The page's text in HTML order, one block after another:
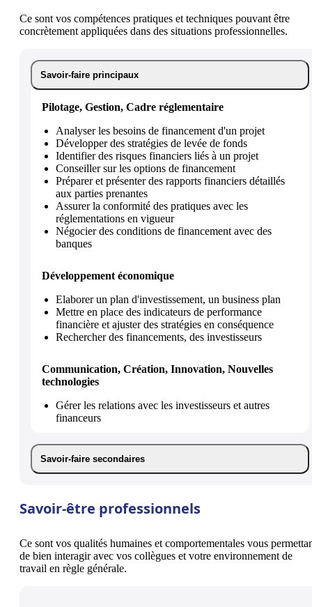
Ce sont vos compétences pratiques et techniques pouvant être
concrètement appliquées dans des situations professionnelles.
Savoir-faire principaux
Pilotage, Gestion, Cadre réglementaire
Analyser les besoins de financement d'un projet
Développer des stratégies de levée de fonds
Identifier des risques financiers liés à un projet
Conseiller sur les options de financement
Préparer et présenter des rapports financiers détaillés
aux parties prenantes
Assurer la conformité des pratiques avec les
réglementations en vigueur
Négocier des conditions de financement avec des
banques
Développement économique
Elaborer un plan d'investissement, un business plan
Mettre en place des indicateurs de performance
financière et ajuster des stratégies en conséquence
Rechercher des financements, des investisseurs
Communication, Création, Innovation, Nouvelles
technologies
Gérer les relations avec les investisseurs et autres
financeurs
Savoir-faire secondaires
Savoir-être professionnels
Ce sont vos qualités humaines et comportementales vous
de bien interagir avec vos collègues et votre environnement de
travail en règle générale.